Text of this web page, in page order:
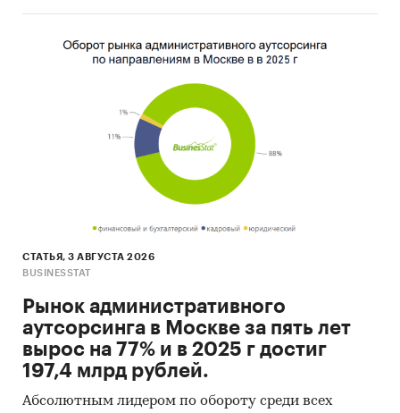
СТАТЬЯ, 3 АВГУСТА 2026
BUSINESSTAT
Рынок административного
аутсорсинга в Москве за пять лет
вырос на 77% и в 2025 г достиг
197,4 млрд рублей.
Абсолютным лидером по обороту среди всех